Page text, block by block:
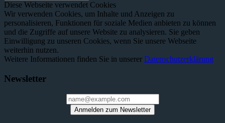
Diese Webseite verwendet Cookies
Wir verwenden Cookies, um Inhalte und Anzeigen zu
personalisieren, Funktionen für soziale Medien anbieten zu können
und die Zugriffe auf unsere Website zu analysieren. Sie geben
Einwilligung zu unseren Cookies, wenn Sie unsere Webseite
weiterhin nutzen.
Weitere Informationen finden Sie in unserer Datenschutzerklärung
Newsletter
Anmelden zum Newsletter